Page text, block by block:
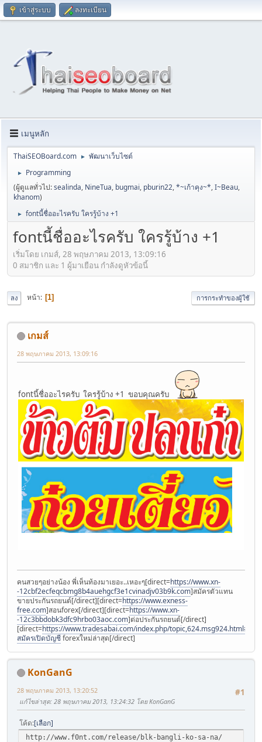
เข้าสู่ระบบ ลงทะเบียน
เมนูหลัก
ThaiSEOBoard.com ► พัฒนาเว็บไซต์
►
Programming
(ผู้ดูแลทั่วไป:sealinda, NineTua, bugmai, pburin22,*~เก้าคุง~*,I~Beau,
khanom)
► fontนี้ชื่ออะไรครับ ใครรู้บ้าง +1
fontนี้ชื่ออะไรครับ ใครรู้บ้าง +1
เริ่มโดย เกมส์, 28 พฤษภาคม 2013, 13:09:16
0 สมาชิก และ 1 ผู้มาเยือน กำลังดูหัวข้อนี้
ลง หน้า 1 การกระทำของผู้ใช้
เกมส์
28 พฤษภาคม 2013, 13:09:16
fontนี้ชื่ออะไรครับ ใครรู้บ้าง +1 ขอบคุณครับ
คนสวยๆอย่างน้อง พี่เห็นท้องมาเยอะ..เหอะๆ[direct=https://www.xn-
-12cbf2ecfeqcbmg8b4auehgcf3e1cvinadjv03b9k.com]สมัครตัวแทน
ขายประกันรถยนต์[/direct][direct=https://www.exness-
free.com]สอนforex[/direct][direct=https://www.xn-
-12c3bbdobk3dfc9hrbo03aoc.com]ต่อประกันรถยนต์[/direct]
[direct=https://www.tradesabai.com/index.php/
สมัครเปิดบัญชีforexใหม่ล่าสุด[/direct]
KonGanG
#1
28 พฤษภาคม 2013, 13:20:52
แก้ไขล่าสุด: 28 พฤษภาคม 2013, 13:24:32 โดย KonGanG
โค้ด เลือก
http://www.f0nt.com/release/blk-bangli-ko-sa-na/